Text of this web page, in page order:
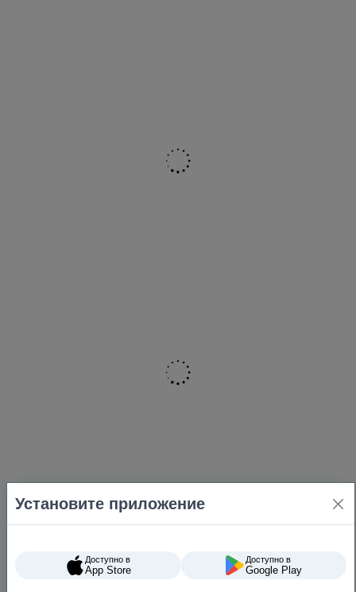
Установите приложение
Доступно в
App Store
Доступно в
Google Play